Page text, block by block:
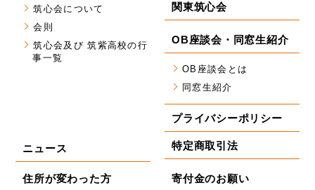
筑心会について
会則
筑心会及び 筑紫高校の行
事一覧
関東筑心会
OB座談会・同窓生紹介
OB座談会とは
同窓生紹介
プライバシーポリシー
特定商取引法
ニュース
住所が変わった方 寄付金のお願い